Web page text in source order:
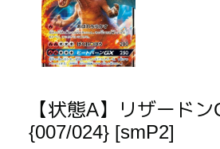
【状態A】リザードン
{007/024} [smP2]